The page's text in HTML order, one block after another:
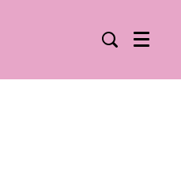
Menu